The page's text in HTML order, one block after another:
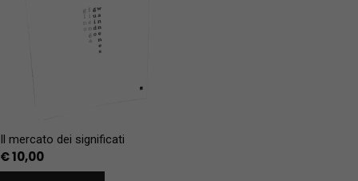
Il mercato dei significati
€10,00